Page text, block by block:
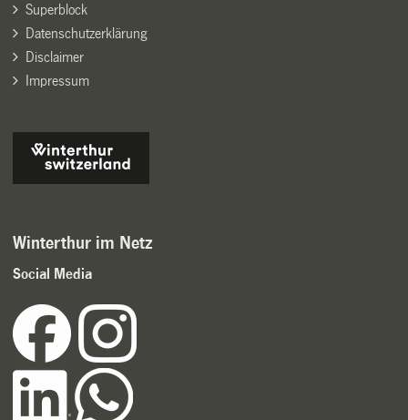
Superblock
Datenschutzerklärung
Disclaimer
Impressum
Winterthur im Netz
Social Media